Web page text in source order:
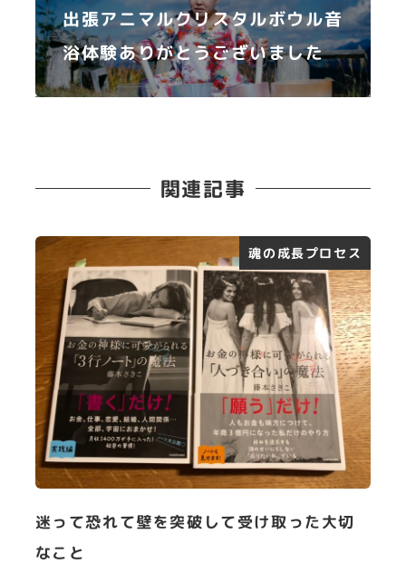
出張アニマルクリスタルボウル音
浴体験ありがとうございました
関連記事
魂の成長プロセス
迷って恐れて壁を突破して受け取った大切
なこと